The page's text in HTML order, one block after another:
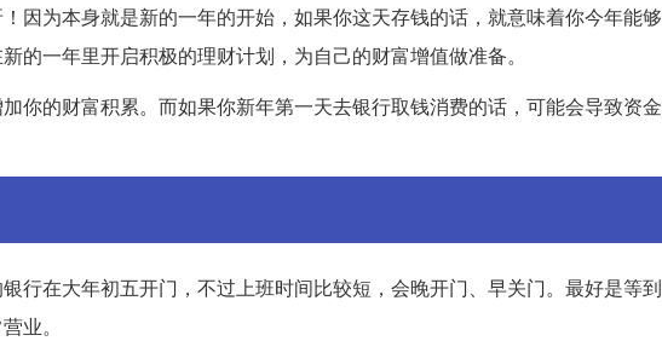
因为本身就是新的一年的开始，如果你这天存钱的话，就意味着你今年能够
的一年里开启积极的理财计划，为自己的财富增值做准备。
你的财富积累。而如果你新年第一天去银行取钱消费的话，可能会导致资
行在大年初五开门，不过上班时间比较短，会晚开门、早关门。最好是等
业。